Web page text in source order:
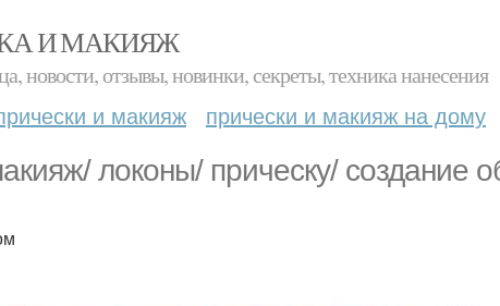
И МАКИЯЖ
новости, отзывы, новинки, секреты, техника нанесения
и макияж прически и макияж на дому
локоны/ прическу/ создание